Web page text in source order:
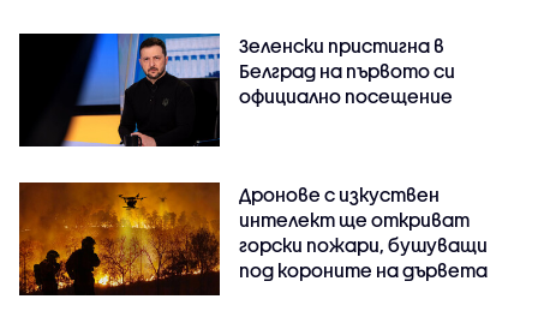
Зеленски пристигна в
Белград на първото си
официално посещение
Дронове с изкуствен
интелект ще откриват
горски пожари, бушуващи
под короните на дървета